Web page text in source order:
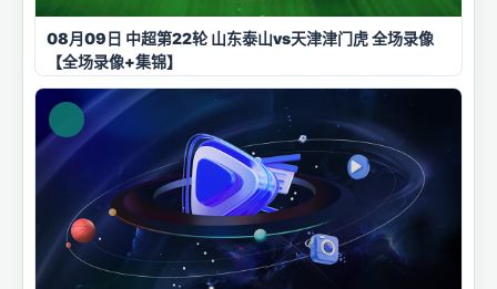
08月09日 中超第22轮 山东泰山vs天津津门虎 全场录像
【全场录像+集锦】